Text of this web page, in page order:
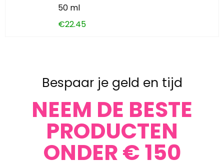
50 ml
€22.45
Bespaar je geld en tijd
NEEM DE BESTE
PRODUCTEN
ONDER € 150